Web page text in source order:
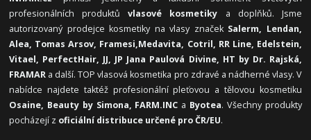
profesionálních produktůvlasové kosmetiky a doplňků. Jsme
autorizovaný prodejce kosmetiky na vlasy značek Salerm, Lendan,
Alea, Tomas Arsov, Framesi,Medavita, Cotril, RR Line, Edelstein,
Vitael, PerfectHair, JJ, JP Jana Paulová Divine, HT by Dr. Rajská,
FRAMAR a další. TOP vlasová kosmetika pro zdravé a nádherné vlasy. V
nabídce najdete taktéž profesionální pleťovou a tělovou kosmetiku
Osaine, Beauty by Simona, FARM.INC a Byotea. Všechny produkty
pocházejí z oficiální distribuce určené pro ČR/EU.